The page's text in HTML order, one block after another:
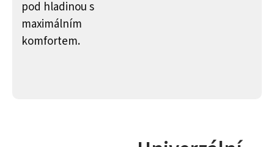
pod hladinou s
maximálním
komfortem.